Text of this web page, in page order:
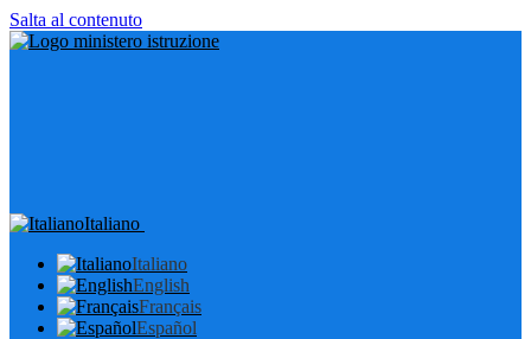
Salta al contenuto
Italiano
Italiano
English
Français
Español